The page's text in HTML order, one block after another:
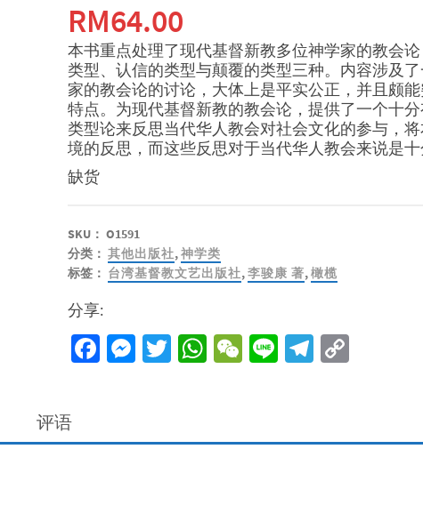
RM64.00
本书重点处理了现代基督新教多位神学家的教会
类型、认信的类型与颠覆的类型三种。内容涉及
家的教会论的讨论，大体上是平实公正，并且颇
特点。为现代基督新教的教会论，提供了一个十
类型论来反思当代华人教会对社会文化的参与，
境的反思，而这些反思对于当代华人教会来说是
缺货
SKU： O1591
分类： 其他出版社,神学类
标签： 台湾基督教文艺出版社,李骏康 著,橄榄
分享:
Facebook
Messenger
Twitter
WhatsApp
WeChat
LineTelegram
Copy
评语